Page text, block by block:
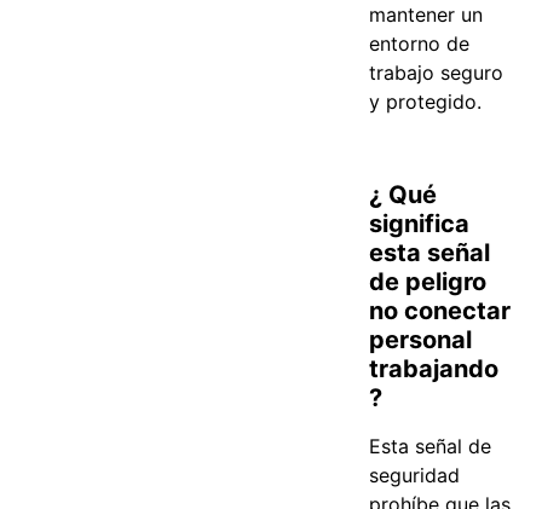
mantener un
entorno de
trabajo seguro
y protegido.
¿ Qué
significa
esta señal
de peligro
no conectar
personal
trabajando
?
Esta señal de
seguridad